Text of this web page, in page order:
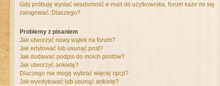
Gdy próbuję wysłać wiadomość e-mail do użytkownika, forum każe mi się
zalogować. Dlaczego?
Problemy z pisaniem
Jak utworzyć nowy wątek na forum?
Jak edytować lub usunąć post?
Jak dodawać podpis do moich postów?
Jak utworzyć ankietę?
Dlaczego nie mogę wybrać więcej opcji?
Jak wyedytować lub usunąć ankietę?